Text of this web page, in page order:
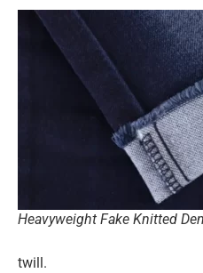
Heavyweight Fake Knitted
twill.